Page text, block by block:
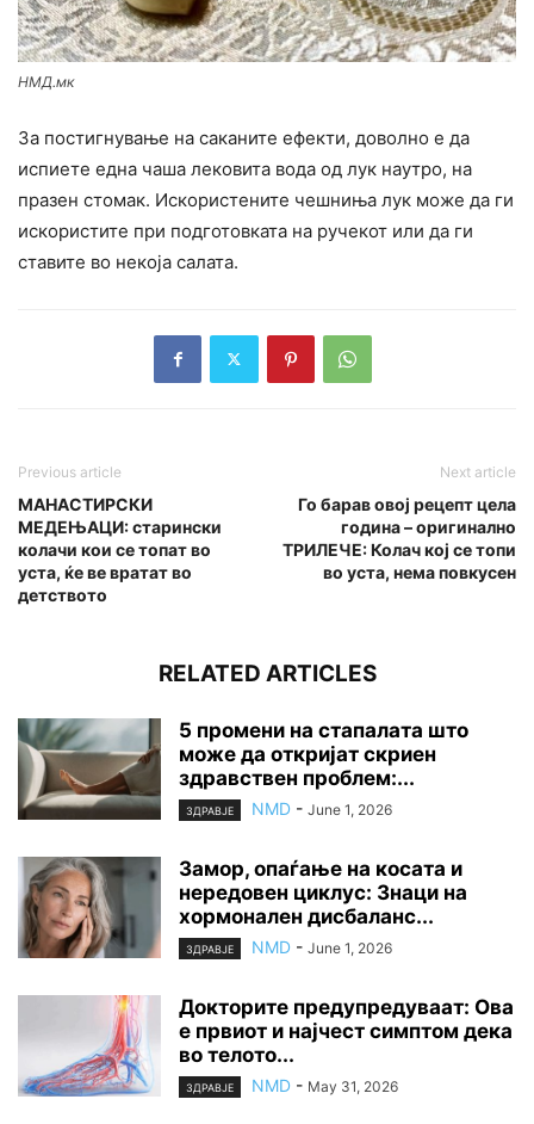
НМД.мк
За постигнување на саканите ефекти, доволно е да
испиете една чаша лековита вода од лук наутро, на
празен стомак. Искористените чешниња лук може да ги
искористите при подготовката на ручекот или да ги
ставите во некоја салата.
Previous article
МАНАСТИРСКИ
МЕДЕЊАЦИ: старински
колачи кои се топат во
уста, ќе ве вратат во
детството
Next article
Го барав овој рецепт цела
година – оригинално
ТРИЛЕЧЕ: Колач кој се топи
во уста, нема повкусен
RELATED ARTICLES
5 промени на стапалата што
може да откријат скриен
здравствен проблем:...
ЗДРАВЈЕ NMD - June 1, 2026
Замор, опаѓање на косата и
нередовен циклус: Знаци на
хормонален дисбаланс...
ЗДРАВЈЕ NMD - June 1, 2026
Докторите предупредуваат: Ова
е првиот и најчест симптом дека
во телото...
ЗДРАВЈЕ NMD - May 31, 2026